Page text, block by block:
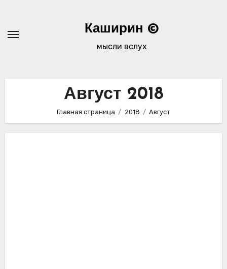
содержимому
Каширин ©
мысли вслух
Август 2018
Главная страница 2018 Август